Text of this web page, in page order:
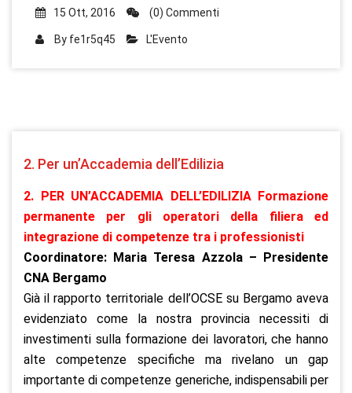
15 Ott, 2016 (0) Commenti
By fe1r5q45 L'Evento
2. Per un’Accademia dell’Edilizia
2. PER UN’ACCADEMIA DELL’EDILIZIA Formazione
permanente per gli operatori della filiera ed
integrazione di competenze tra i professionisti
Coordinatore: Maria Teresa Azzola – Presidente
CNA Bergamo
Già il rapporto territoriale dell’OCSE su Bergamo aveva
evidenziato come la nostra provincia necessiti di
investimenti sulla formazione dei lavoratori, che hanno
alte competenze specifiche ma rivelano un gap
importante di competenze generiche, indispensabili per